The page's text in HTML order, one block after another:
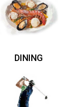
DINING